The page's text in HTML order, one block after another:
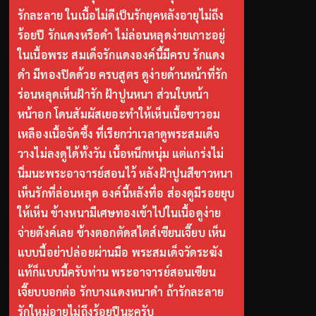
รักละลาย ในเนื้อไม่ดีเป็นรักยุคหลังอายุไม่ถึง
ร้อยปี รักแดงหรือดำ ไม่ล่อนหลุดง่ายเกาะอยู่
ในเนื้อพระ สมเด็จรักแดงองค์นี้มีครบ รักแดง
ดำ มีทองปิดด้วย ครบสูตร ดูง่ายด้านหน้าที่รัก
ร่อนหลุดเห็นฝ้ารัก ฝ้าปูนหนา ส่วนใบหน้า
หน้าอก โดนสัมผัสเยอะทำให้เห็นเนื้อขาวอม
เหลืองเนื้อจัดซึ้ง ที่เรียกว่าเวลาดูพระสมเด็จ
วางไม่ลงดูได้ทั้งวัน เนื้อหนึกหนุ่ม แต่แกร่งไม่
นิ่มนะพระอาจารย์สอนไว้ หลังฝ้าปูนสีขาวหนา
เห็นรักที่ล่อนหลุด องค์นี้หลังทื่อ ส่องดูมีรอยยุบ
ให้เห็น ข้างหนามีเศษทองเข้าไปในเนื้อดูง่าย
จ่ายตังค์เลย ข้างตอกตัดสไตส์เซียนเจี๊ยบ เห็น
แบบนี้อย่าปล่อยผ่านมือ พระสมเด็จวัดระฆัง
แท้ก็แบบนี้ครับท่าน พระอาจารย์สอนเซียน
เจี๊ยบบอกต่อ รักบางแดงหนาดำ ถ้ารักละลาย
รักใหม่อายุไม่ถึงร้อยปีนะครับ